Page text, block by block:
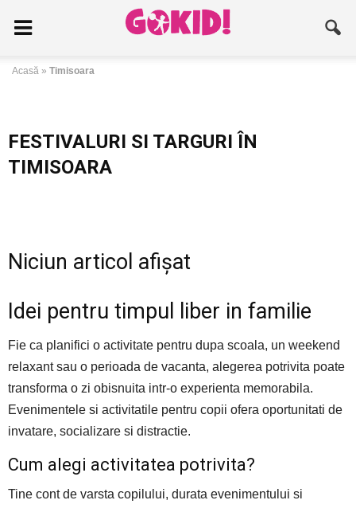
Acasă » Timisoara
FESTIVALURI SI TARGURI ÎN
TIMISOARA
Niciun articol afișat
Idei pentru timpul liber in familie
Fie ca planifici o activitate pentru dupa scoala, un weekend
relaxant sau o perioada de vacanta, alegerea potrivita poate
transforma o zi obisnuita intr-o experienta memorabila.
Evenimentele si activitatile pentru copii ofera oportunitati de
invatare, socializare si distractie.
Cum alegi activitatea potrivita?
Tine cont de varsta copilului, durata evenimentului si